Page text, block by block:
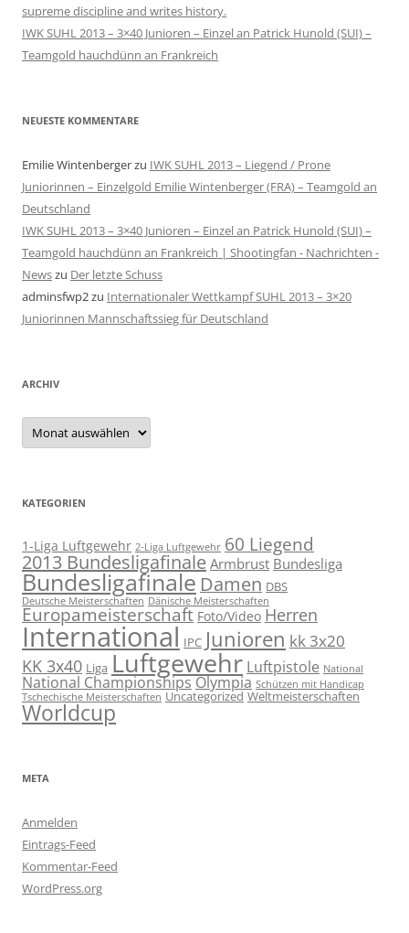
supreme discipline and writes history.
IWK SUHL 2013 – 3×40 Junioren – Einzel an Patrick Hunold (SUI) –
Teamgold hauchdünn an Frankreich
NEUESTE KOMMENTARE
Emilie Wintenbergerzu IWK SUHL 2013 – Liegend / Prone
Juniorinnen – Einzelgold Emilie Wintenberger (FRA) – Teamgold an
Deutschland
IWK SUHL 2013 – 3×40 Junioren – Einzel an Patrick Hunold (SUI) –
Teamgold hauchdünn an Frankreich | Shootingfan - Nachrichten -
Newszu Der letzte Schuss
adminsfwp2zu Internationaler Wettkampf SUHL 2013 – 3×20
Juniorinnen Mannschaftssieg für Deutschland
ARCHIV
Archiv
KATEGORIEN
1-Liga Luftgewehr 2-Liga Luftgewehr 60 Liegend
2013 BundesligafinaleArmbrust Bundesliga
Bundesligafinale Damen DBS
Deutsche Meisterschaften Dänische Meisterschaften
Europameisterschaft Foto/Video Herren
International IPC Junioren kk 3x20
KK 3x40 Liga Luftgewehr Luftpistole National
National ChampionshipsOlympia Schützen mit Handicap
Tschechische Meisterschaften Uncategorized Weltmeisterschaften
Worldcup
META
Anmelden
Eintrags-Feed
Kommentar-Feed
WordPress.org